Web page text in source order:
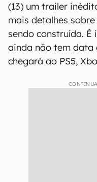
(13) um trailer
mais detalhes
sendo construída.
ainda não tem data
chegará ao PS5,